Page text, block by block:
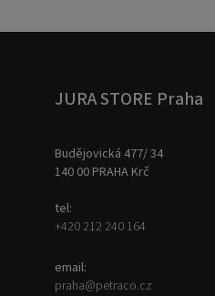
JURA STORE Praha
Budějovická 477/ 34
140 00 PRAHA Krč
tel:
+420 212 240 164
email:
praha@petraco.cz